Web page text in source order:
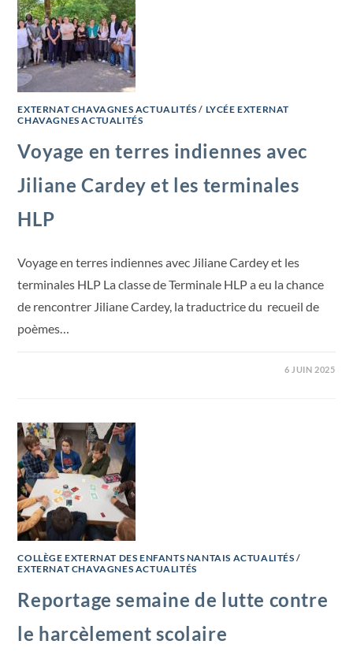
EXTERNAT CHAVAGNES ACTUALITÉS / LYCÉE EXTERNAT
CHAVAGNES ACTUALITÉS
Voyage en terres indiennes avec
Jiliane Cardey et les terminales
HLP
Voyage en terres indiennes avec Jiliane Cardey et les
terminales HLP La classe de Terminale HLP a eu la chance
de rencontrer Jiliane Cardey, la traductrice du recueil de
poèmes…
6 JUIN 2025
COLLÈGE EXTERNAT DES ENFANTS NANTAIS ACTUALITÉS /
EXTERNAT CHAVAGNES ACTUALITÉS
Reportage semaine de lutte contre
le harcèlement scolaire